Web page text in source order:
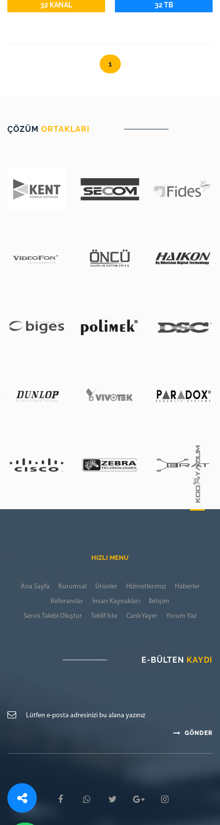
32 KANAL 32 TB
1
ÇÖZÜM ORTAKLARI
HIZLI MENU
Ana Sayfa Kurumsal Ürünler Hizmetlerimiz
Haberler
Referanslar
İnsan Kaynakları
İletişim
Servis Talebi Oluştur
Teklif İste Canlı Yayın Yorum Yaz
E-BÜLTEN KAYDI
GÖNDER